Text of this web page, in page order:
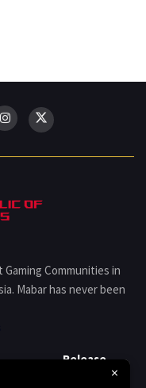
Communities in
Mabar has never been
Release
×